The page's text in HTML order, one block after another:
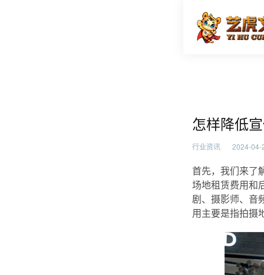
怎样降
怎样降低
行业资讯 2024-04-
首先，我们来了
场地租赁费用和
剧、摄影师、音
用主要是指拍摄